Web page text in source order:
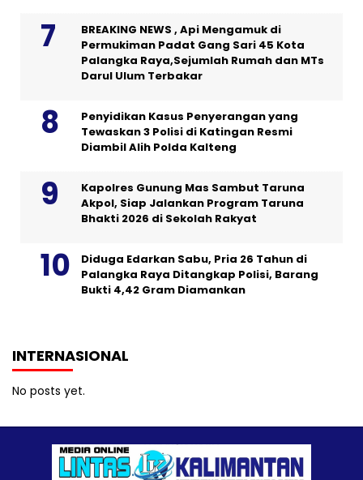
BREAKING NEWS , Api Mengamuk di
Permukiman Padat Gang Sari 45 Kota
Palangka Raya,Sejumlah Rumah dan MTs
Darul Ulum Terbakar
Penyidikan Kasus Penyerangan yang
Tewaskan 3 Polisi di Katingan Resmi
Diambil Alih Polda Kalteng
Kapolres Gunung Mas Sambut Taruna
Akpol, Siap Jalankan Program Taruna
Bhakti 2026 di Sekolah Rakyat
Diduga Edarkan Sabu, Pria 26 Tahun di
Palangka Raya Ditangkap Polisi, Barang
Bukti 4,42 Gram Diamankan
INTERNASIONAL
No posts yet.